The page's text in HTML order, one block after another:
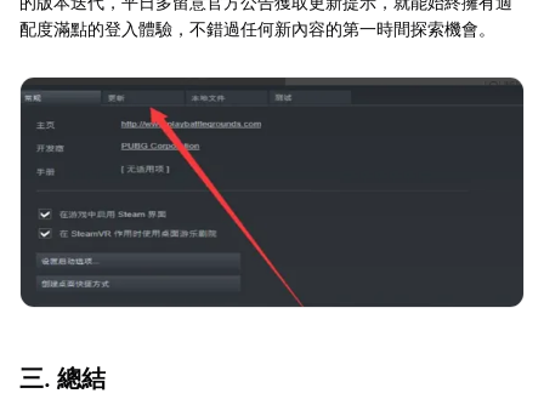
配度滿點的登入體驗，不錯過任何新內容的第一時間探索機會。
三. 總結